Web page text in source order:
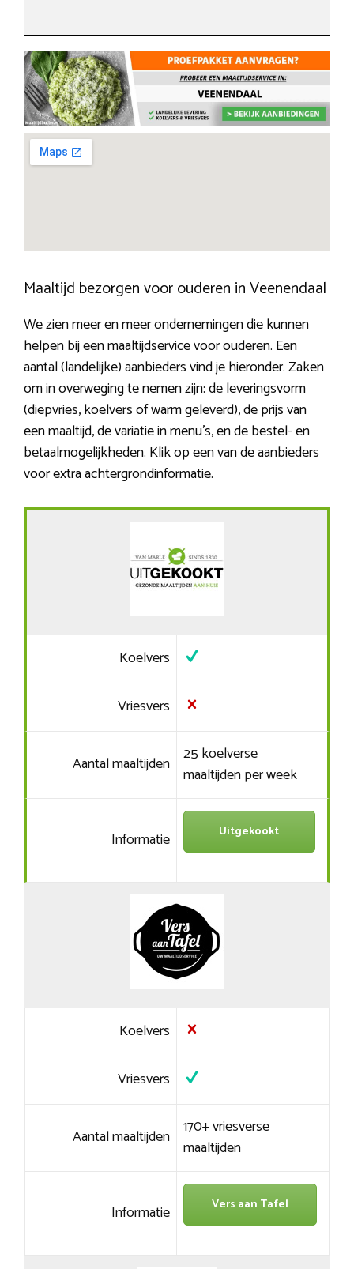
Maaltijd bezorgen voor ouderen in Veenendaal
We zien meer en meer ondernemingen die kunnen
helpen bij een maaltijdservice voor ouderen. Een
aantal (landelijke) aanbieders vind je hieronder. Zaken
om in overweging te nemen zijn: de leveringsvorm
(diepvries, koelvers of warm geleverd), de prijs van
een maaltijd, de variatie in menu’s, en de bestel- en
betaalmogelijkheden. Klik op een van de aanbieders
voor extra achtergrondinformatie.
Koelvers
Vriesvers
Aantal maaltijden 25 koelverse
maaltijden per week
Informatie Uitgekookt
Koelvers
Vriesvers
Aantal maaltijden 170+ vriesverse
maaltijden
Informatie Vers aan Tafel